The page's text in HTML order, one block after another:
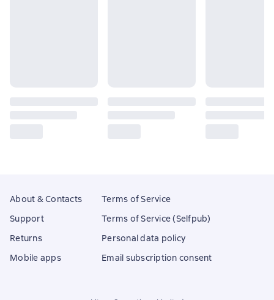
About & Contacts
Support
Returns
Mobile apps
Terms of Service
Terms of Service (Selfpub)
Personal data policy
Email subscription consent